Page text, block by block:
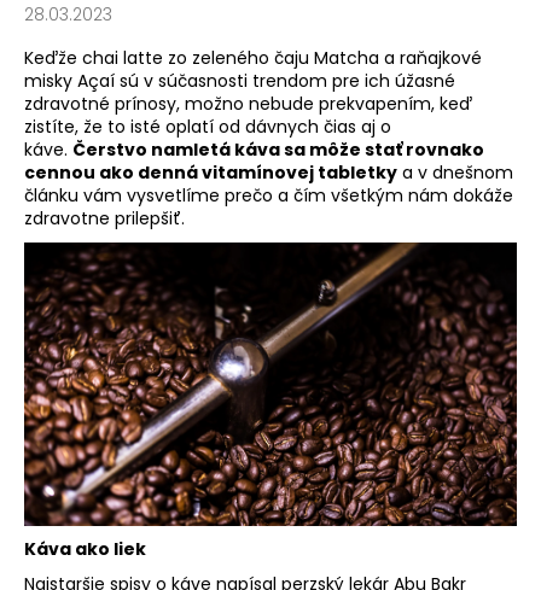
28.03.2023
Keďže chai latte zo zeleného čaju Matcha a raňajkové
misky Açaí sú v súčasnosti trendom pre ich úžasné
zdravotné prínosy, možno nebude prekvapením, keď
zistíte, že to isté oplatí od dávnych čias aj o
káve. Čerstvo namletá káva sa môže stať rovnako
cennou ako denná vitamínovej tabletky a v dnešnom
článku vám vysvetlíme prečo a čím všetkým nám dokáže
zdravotne prilepšiť.
Káva ako liek
Najstaršie spisy o káve napísal perzský lekár Abu Bakr
u
j
e
t
e
n
á
j
s
ť
?
HĽADAŤ